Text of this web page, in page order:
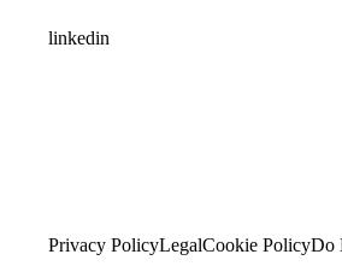
linkedin
Privacy PolicyLegalCookie PolicyDo